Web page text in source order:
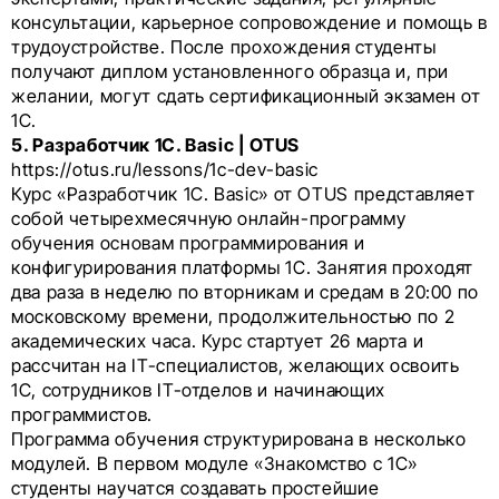
консультации, карьерное сопровождение и помощь в
трудоустройстве. После прохождения студенты
получают диплом установленного образца и, при
желании, могут сдать сертификационный экзамен от
1С.
5. Разработчик 1С. Basic | OTUS
https://otus.ru/lessons/1c-dev-basic
Курс «Разработчик 1С. Basic» от OTUS представляет
собой четырехмесячную онлайн-программу
обучения основам программирования и
конфигурирования платформы 1С. Занятия проходят
два раза в неделю по вторникам и средам в 20:00 по
московскому времени, продолжительностью по 2
академических часа. Курс стартует 26 марта и
рассчитан на IT-специалистов, желающих освоить
1С, сотрудников IT-отделов и начинающих
программистов.
Программа обучения структурирована в несколько
модулей. В первом модуле «Знакомство с 1С»
студенты научатся создавать простейшие